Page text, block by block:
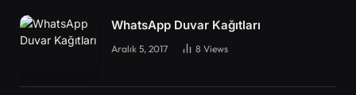
WhatsApp Duvar Kağıtları
Aralık 5, 2017 8 Views